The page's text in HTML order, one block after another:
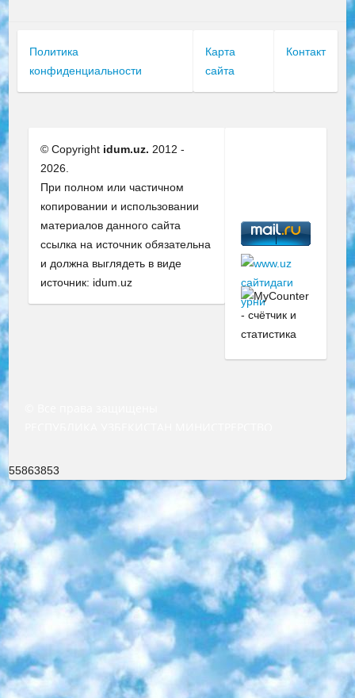
Политика
конфиденциальности
Карта
сайта
Контакт
© Copyright idum.uz. 2012 -
2026.
При полном или частичном
копировании и использовании
материалов данного сайта
ссылка на источник обязательна
и должна выглядеть в виде
источник: idum.uz
55863853